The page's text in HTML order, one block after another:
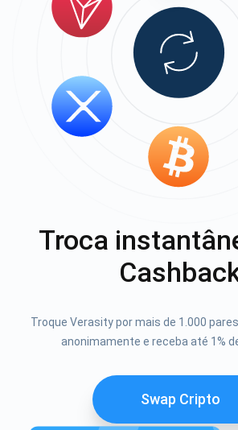
Troca
Troque Verasity por mais de 1.000
anonimamente e receba até 1%
Swap Cripto